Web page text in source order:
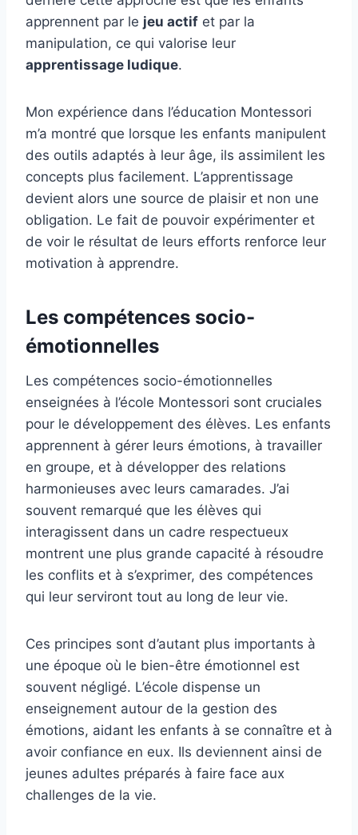
apprennent par le jeu actif et par la
manipulation, ce qui valorise leur
apprentissage ludique.
Mon expérience dans l’éducation Montessori
m’a montré que lorsque les enfants manipulent
des outils adaptés à leur âge, ils assimilent les
concepts plus facilement. L’apprentissage
devient alors une source de plaisir et non une
obligation. Le fait de pouvoir expérimenter et
de voir le résultat de leurs efforts renforce leur
motivation à apprendre.
Les compétences socio-
émotionnelles
Les compétences socio-émotionnelles
enseignées à l’école Montessori sont cruciales
pour le développement des élèves. Les enfants
apprennent à gérer leurs émotions, à travailler
en groupe, et à développer des relations
harmonieuses avec leurs camarades. J’ai
souvent remarqué que les élèves qui
interagissent dans un cadre respectueux
montrent une plus grande capacité à résoudre
les conflits et à s’exprimer, des compétences
qui leur serviront tout au long de leur vie.
Ces principes sont d’autant plus importants à
une époque où le bien-être émotionnel est
souvent négligé. L’école dispense un
enseignement autour de la gestion des
émotions, aidant les enfants à se connaître et à
avoir confiance en eux. Ils deviennent ainsi de
jeunes adultes préparés à faire face aux
challenges de la vie.